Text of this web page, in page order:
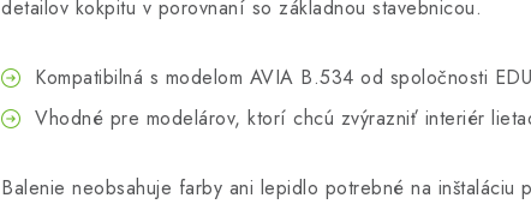
detailov kokpitu v porovnaní so základnou stavebnicou.
Kompatibilná s modelom AVIA B.534 od spoločnosti
Vhodné pre modelárov, ktorí chcú zvýrazniť interiér
Balenie neobsahuje farby ani lepidlo potrebné na inštaláciu